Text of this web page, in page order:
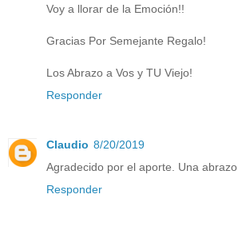
Voy a llorar de la Emoción!!
Gracias Por Semejante Regalo!
Los Abrazo a Vos y TU Viejo!
Responder
Claudio 8/20/2019
Agradecido por el aporte. Una abrazo
Responder